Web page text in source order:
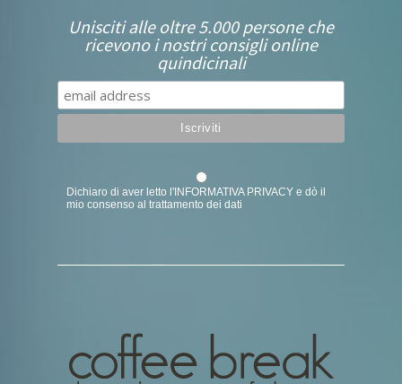
Unisciti alle oltre 5.000 persone che
ricevono i nostri consigli online
quindicinali
Dichiaro di aver letto l'INFORMATIVA PRIVACY e dò il
mio consenso al trattamento dei dati